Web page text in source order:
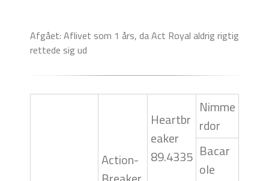
Afgået: Aflivet som 1 års, da Act Royal aldrig rigtig
rettede sig ud
Action-
Heartbr
eaker
89.4335
Nimme
rdor
Bacar
ole